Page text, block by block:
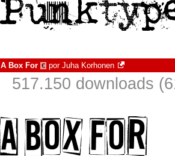
A Box For € por Juha Korhonen
517.150 downloads